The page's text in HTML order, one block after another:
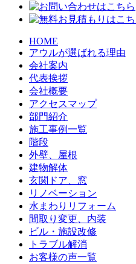
HOME
アウルが選ばれる理由
会社案内
代表挨拶
会社概要
アクセスマップ
部門紹介
施工事例一覧
階段
外壁、屋根
建物解体
玄関ドア、窓
リノベーション
水まわりリフォーム
間取り変更、内装
ビル・施設改修
トラブル解消
お客様の声一覧